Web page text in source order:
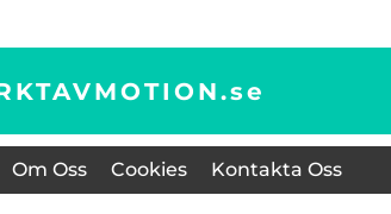
se
Om Oss Cookies Kontakta Oss